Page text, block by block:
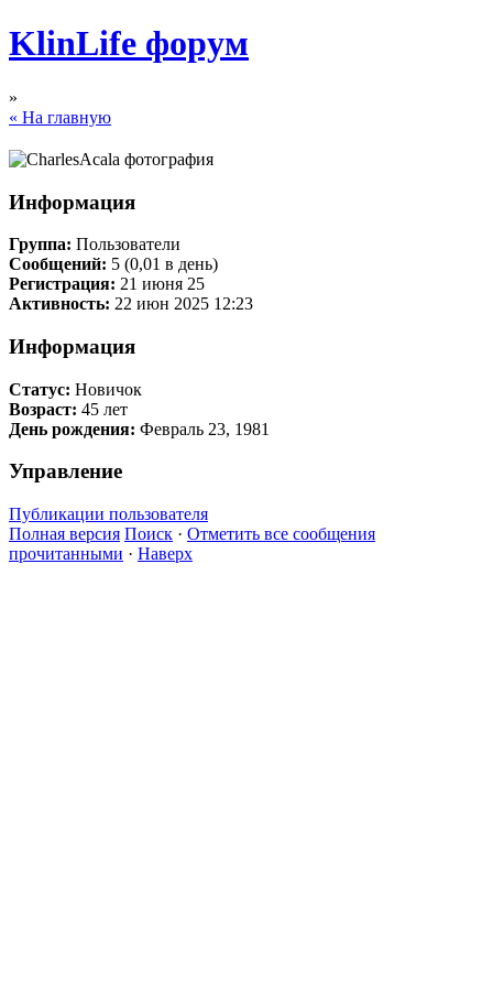
KlinLife форум
»
« На главную
Информация
Группа: Пользователи
Сообщений: 5 (0,01 в день)
Регистрация: 21 июня 25
Активность: 22 июн 2025 12:23
Информация
Статус: Новичок
Возраст: 45 лет
День рождения: Февраль 23, 1981
Управление
Публикации пользователя
Полная версия Поиск · Отметить все сообщения
прочитанными · Наверх